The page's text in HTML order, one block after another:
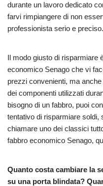
durante un lavoro dedicato
farvi rimpiangere di non
professionista serio e preciso.
Il modo giusto di risparmiare
economico Senago che vi
prezzi convenienti, ma
dei componenti utilizzati
bisogno di un fabbro, puoi
tentativo di risparmiare soldi,
chiamare uno dei classici
fabbro economico Senago,
Quanto costa cambiare la
su una porta blindata?